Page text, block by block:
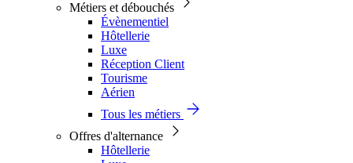
Métiers et débouchés
Évènementiel
Hôtellerie
Luxe
Réception Client
Tourisme
Aérien
Tous les métiers
Offres d'alternance
Hôtellerie